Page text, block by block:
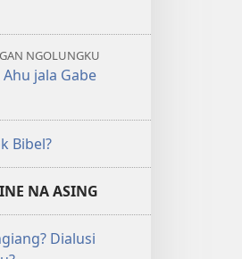
NGOLUNGKU
jala Gabe
Bibel?
NA ASING
Dialusi